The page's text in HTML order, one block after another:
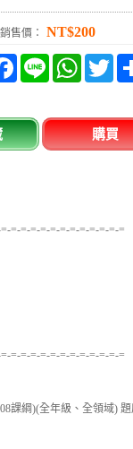
銷售價： NT$200
Facebook
Line WhatsApp
購買
=-=-=-=-=-=-=-=-=-=-=-=
=-=-=-=-=-=-=-=-=-=-=-=
課綱)(全年級、全領域)